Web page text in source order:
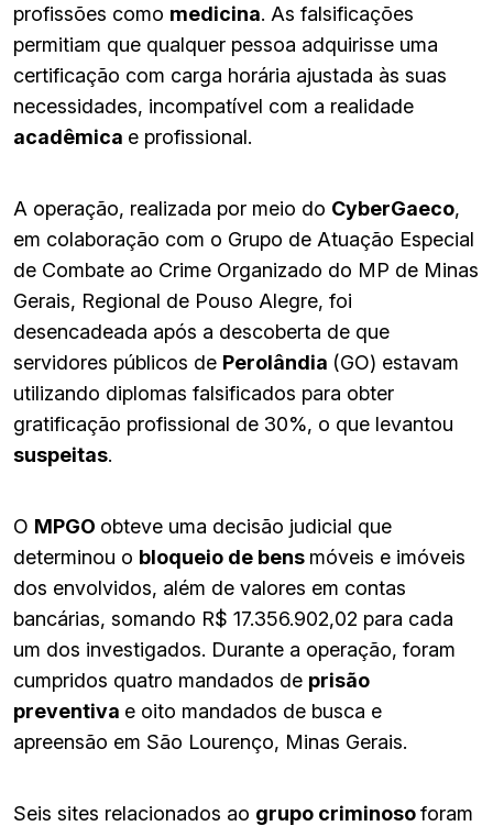
profissões como medicina. As falsificações
permitiam que qualquer pessoa adquirisse uma
certificação com carga horária ajustada às suas
necessidades, incompatível com a realidade
acadêmica e profissional.
A operação, realizada por meio do CyberGaeco,
em colaboração com o Grupo de Atuação Especial
de Combate ao Crime Organizado do MP de Minas
Gerais, Regional de Pouso Alegre, foi
desencadeada após a descoberta de que
servidores públicos de Perolândia (GO) estavam
utilizando diplomas falsificados para obter
gratificação profissional de 30%, o que levantou
suspeitas.
O MPGO obteve uma decisão judicial que
determinou o bloqueio de bens móveis e imóveis
dos envolvidos, além de valores em contas
bancárias, somando R$ 17.356.902,02 para cada
um dos investigados. Durante a operação, foram
cumpridos quatro mandados de prisão
preventiva e oito mandados de busca e
apreensão em São Lourenço, Minas Gerais.
Seis sites relacionados ao grupo criminosoforam